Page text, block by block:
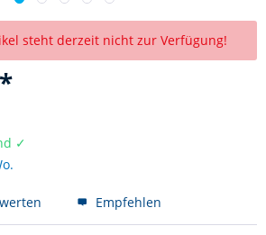
steht derzeit nicht zur Verfügung!
✓
Empfehlen